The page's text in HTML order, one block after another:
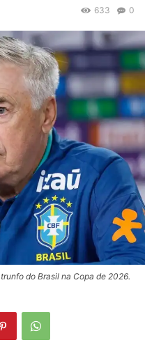
0
633
do Brasil na Copa de 2026.